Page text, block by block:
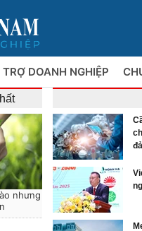
TRỢ DOANH NGHIỆP
nhưng